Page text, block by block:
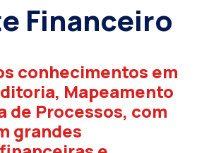
Financeiro
conhecimentos em
Mapeamento
de Processos, com
grandes